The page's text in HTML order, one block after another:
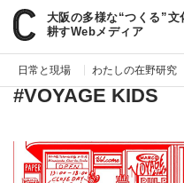
大阪の多様な“つくる”文
耕すWebメディア
日常と現場 わたしの在野研究
paperC タグ VOYAGE KIDS
#VOYAGE KIDS